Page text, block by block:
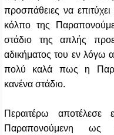
προσπάθειες να
κόλπο της
στάδιο της απλής
αδικήματος του εν λόγω
πολύ καλά πως η
κανένα στάδιο.
Περαιτέρω αποτέλεσε
Παραπονούμενη